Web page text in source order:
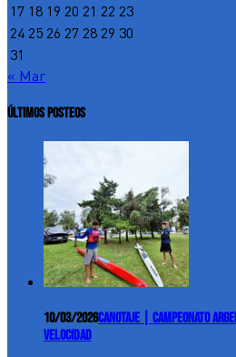
17 18 19 20 21 22 23
24 25 26 27 28 29 30
31
« Mar
ÚLTIMOS POSTEOS
10/03/2026Canotaje | Campeonato
Velocidad